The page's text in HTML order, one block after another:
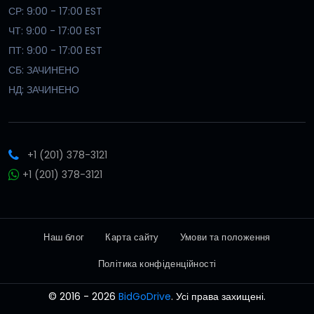
СР: 9:00 - 17:00 EST
ЧТ: 9:00 - 17:00 EST
ПТ: 9:00 - 17:00 EST
СБ: ЗАЧИНЕНО
НД: ЗАЧИНЕНО
+1 (201) 378-3121
+1 (201) 378-3121
Наш блог Карта сайту
Умови та положення
Політика конфіденційності
© 2016 - 2026 BidGoDrive. Усі права захищені.